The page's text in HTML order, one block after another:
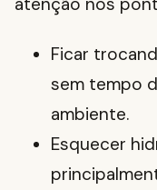
Ficar
sem tempo
ambiente.
Esquecer